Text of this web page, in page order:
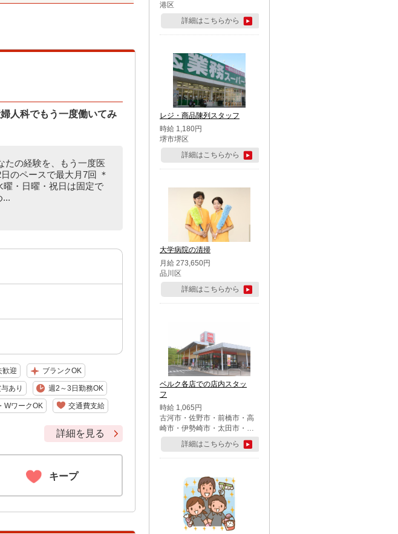
人科でもう一度働いてみ
たの経験を、もう一度医
のペースで最大月7回 ＊
・日曜・祝日は固定で
...
歓迎 ブランクOK
あり 週2～3日勤務OK
WワークOK 交通費支給
詳細を見る
キープ
港区
詳細はこちらから
レジ・商品陳列スタッフ
時給 1,180円
堺市堺区
詳細はこちらから
大学病院の清掃
月給 273,650円
品川区
詳細はこちらから
ベルク各店での店内スタッ
フ
時給 1,065円
古河市・佐野市・前橋市・高
崎市・伊勢崎市・太田市・館
林市・藤岡市・大泉町・さい
たま市北区・川越市・熊谷
市・行田市・秩父市・所沢
市・鶴ケ島市・千葉市中央
区・市川市・松戸市・習志野
市・柏市・流山市・八千代
市・足立区・江戸川区・八王
子市・町田市
詳細はこちらから